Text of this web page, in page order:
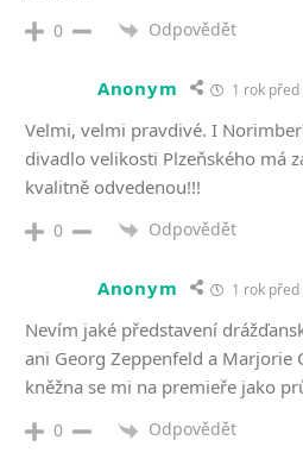
0 Odpovědět
Anonym 1 rok před
Velmi, velmi pravdivé. I
divadlo velikosti Plzeňského má
kvalitně odvedenou!!!
0 Odpovědět
Anonym 1 rok před
Nevím jaké představení
ani Georg Zeppenfeld a Marjorie
kněžna se mi na premieře jako
0 Odpovědět